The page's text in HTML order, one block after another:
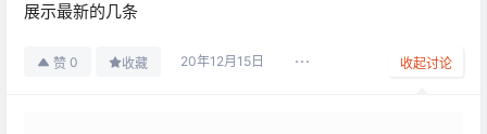
展示最新的几条
赞 0 收藏 20年12月15日 收起讨论